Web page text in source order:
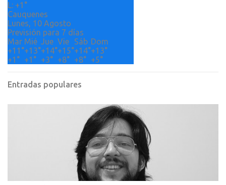
L: +1°
Cauquenes
Lunes, 10 Agosto
Previsión para 7 días
Mar Mié Jue Vie Sáb Dom
+11°+13°+14°+15°+14°+13°
+1° +1° +3° +8° +8° +5°
Entradas populares